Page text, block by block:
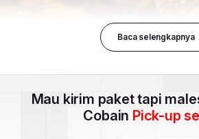
Baca selengkapnya
Mau kirim paket tapi
Cobain Pick-up